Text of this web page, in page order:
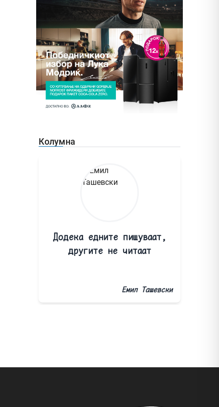
Колумна
Додека едните пишуваат,
другите не читаат
Емил Ташевски